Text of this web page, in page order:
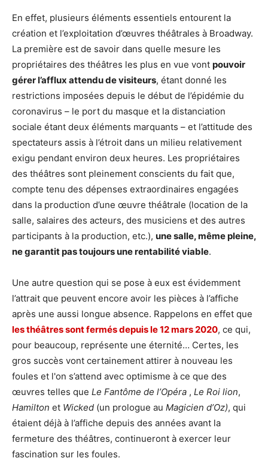
En effet, plusieurs éléments essentiels entourent la
création et l’exploitation d’œuvres théâtrales à Broadway.
La première est de savoir dans quelle mesure les
propriétaires des théâtres les plus en vue vont pouvoir
gérer l’afflux attendu de visiteurs, étant donné les
restrictions imposées depuis le début de l’épidémie du
coronavirus – le port du masque et la distanciation
sociale étant deux éléments marquants – et l’attitude des
spectateurs assis à l’étroit dans un milieu relativement
exigu pendant environ deux heures. Les propriétaires
des théâtres sont pleinement conscients du fait que,
compte tenu des dépenses extraordinaires engagées
dans la production d’une œuvre théâtrale (location de la
salle, salaires des acteurs, des musiciens et des autres
participants à la production, etc.), une salle, même pleine,
ne garantit pas toujours une rentabilité viable.
Une autre question qui se pose à eux est évidemment
l’attrait que peuvent encore avoir les pièces à l’affiche
après une aussi longue absence. Rappelons en effet que
les théâtres sont fermés depuis le 12 mars 2020, ce qui,
pour beaucoup, représente une éternité… Certes, les
gros succès vont certainement attirer à nouveau les
foules et l'on s’attend avec optimisme à ce que des
œuvres telles que Le Fantôme de l’Opéra , Le Roi lion,
Hamilton et Wicked (un prologue au Magicien d’Oz), qui
étaient déjà à l’affiche depuis des années avant la
fermeture des théâtres, continueront à exercer leur
fascination sur les foules.